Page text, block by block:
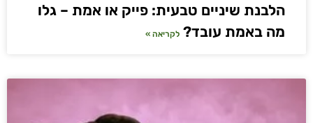
הלבנת שיניים טבעית: פייק או אמת – גלו
מה באמת עובד? לקריאה »